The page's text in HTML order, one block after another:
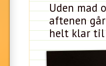
Uden mad
aftenen
helt klar til